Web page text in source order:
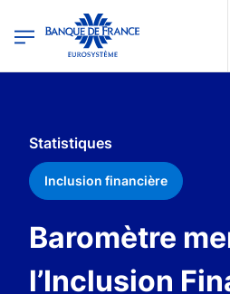
Banque de France - Menu Principal
Statistiques
Inclusion financière
Baromètre
l’Inclusion